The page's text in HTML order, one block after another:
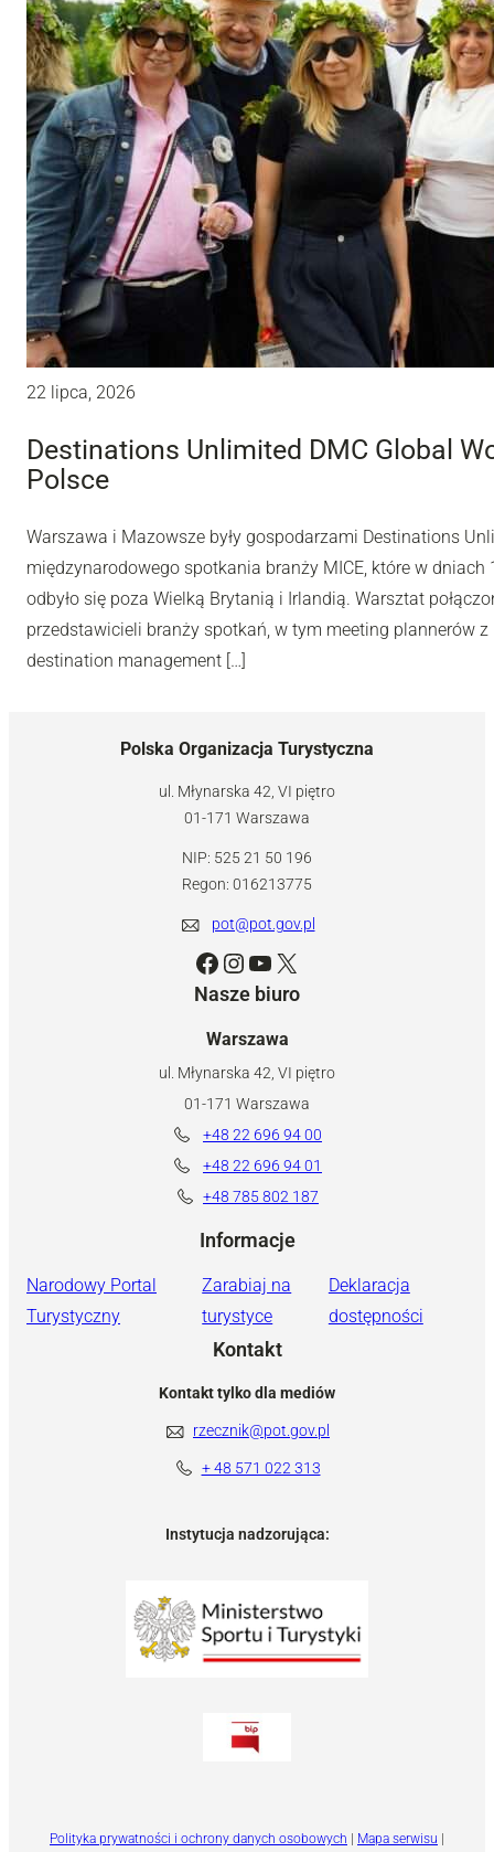
22 lipca, 2026
Destinations Unlimited DMC Global
Polsce
Warszawa i Mazowsze były gospodarzami Destinations
międzynarodowego spotkania branży MICE, które w
odbyło się poza Wielką Brytanią i Irlandią. Warsztat
przedstawicieli branży spotkań, w tym meeting plannerów
destination management […]
Polska Organizacja Turystyczna
ul. Młynarska 42, VI piętro
01-171 Warszawa
NIP: 525 21 50 196
Regon: 016213775
pot@pot.gov.pl
Facebook Instagram YouTube X
Nasze biuro
Warszawa
ul. Młynarska 42, VI piętro
01-171 Warszawa
+48 22 696 94 00
+48 22 696 94 01
+48 785 802 187
Informacje
Narodowy Portal
Turystyczny
Zarabiaj na
turystyce
Deklaracja
dostępności
Kontakt
Kontakt tylko dla mediów
rzecznik@pot.gov.pl
+ 48 571 022 313
Instytucja nadzorująca:
Polityka prywatności i ochrony danych osobowych Mapa serwisu